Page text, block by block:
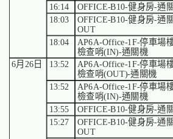
16:14
OFFICE-B10-健身房-通
18:03
OFFICE-B10-健身房-通
OUT
18:04
AP6A-Office-1F-停車場
檢查哨(IN)-通關機
6月26日 13:52
AP6A-Office-1F-停車場
檢查哨(OUT)-通關機
13:52
AP6A-Office-1F-停車場
檢查哨(IN)-通關機
13:55 OFFICE-B10-健身房-通
15:27
OFFICE-B10-健身房-通
OUT